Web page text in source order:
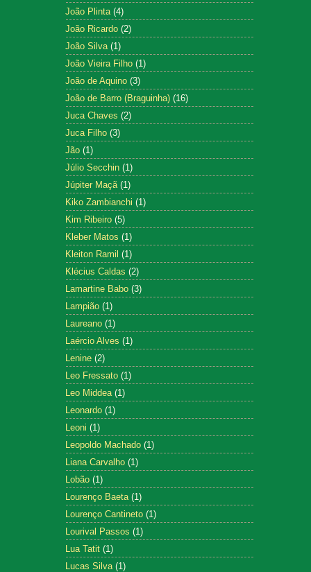
João Plinta (4)
João Ricardo (2)
João Silva (1)
João Vieira Filho (1)
João de Aquino (3)
João de Barro (Braguinha) (16)
Juca Chaves (2)
Juca Filho (3)
Jão (1)
Júlio Secchin (1)
Júpiter Maçã (1)
Kiko Zambianchi (1)
Kim Ribeiro (5)
Kleber Matos (1)
Kleiton Ramil (1)
Klécius Caldas (2)
Lamartine Babo (3)
Lampião (1)
Laureano (1)
Laércio Alves (1)
Lenine (2)
Leo Fressato (1)
Leo Middea (1)
Leonardo (1)
Leoni (1)
Leopoldo Machado (1)
Liana Carvalho (1)
Lobão (1)
Lourenço Baeta (1)
Lourenço Cantineto (1)
Lourival Passos (1)
Lua Tatit (1)
Lucas Silva (1)